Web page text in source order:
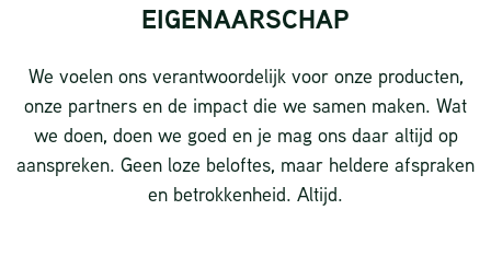
EIGENAARSCHAP
We voelen ons verantwoordelijk voor onze producten,
onze partners en de impact die we samen maken. Wat
we doen, doen we goed en je mag ons daar altijd op
aanspreken. Geen loze beloftes, maar heldere afspraken
en betrokkenheid. Altijd.